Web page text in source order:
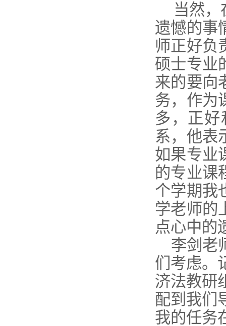
当然
遗憾的事
师正好负
硕士专业
来的要向
务，作为
多，正
系，他表
如果专业
的专业课
个学期我
学老师的
点心中的
李剑老
们考虑。
济法教研
配到我们
我的任务